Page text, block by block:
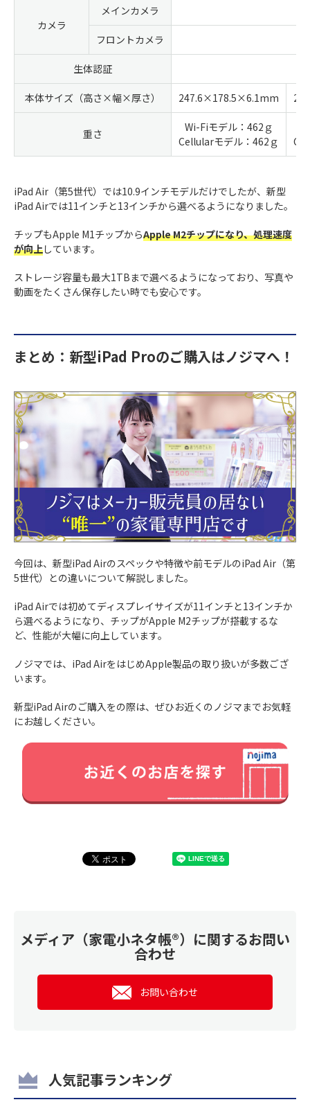
カメラ
メインカメラ
フロントカメラ
生体認証
本体サイズ（高さ×幅×厚さ） 247.6×178.5×6.1mm
重さ
Wi-Fiモデル：462ｇ
Cellularモデル：462ｇ
iPad Air（第5世代）では10.9インチモデルだけでしたが、新型
iPad Airでは11インチと13インチから選べるようになりました。
チップもApple M1チップからApple M2チップになり、処理速度
が向上しています。
ストレージ容量も最大1TBまで選べるようになっており、写真や
動画をたくさん保存したい時でも安心です。
まとめ：新型iPad Proのご購入はノジマへ！
今回は、新型iPad Airのスペックや特徴や前モデルのiPad Air（第
5世代）との違いについて解説しました。
iPad Airでは初めてディスプレイサイズが11インチと13インチか
ら選べるようになり、チップがApple M2チップが搭載するな
ど、性能が大幅に向上しています。
ノジマでは、iPad AirをはじめApple製品の取り扱いが多数ござ
います。
新型iPad Airのご購入をの際は、ぜひお近くのノジマまでお気軽
にお越しください。
メディア（家電小ネタ帳®）に関するお問い
合わせ
お問い合わせ
人気記事ランキング